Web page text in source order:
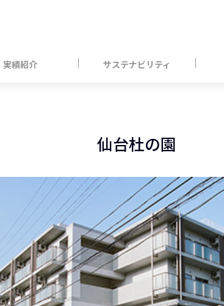
実績紹介 サステナビリティ
仙台杜の園